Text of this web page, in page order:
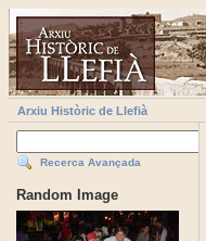
Arxiu Històric de Llefià
Recerca Avançada
Random Image